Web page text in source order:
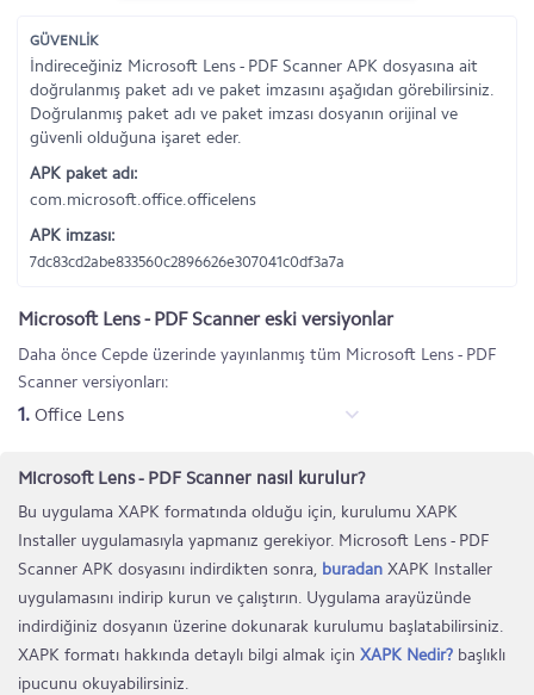
GÜVENLİK
İndireceğiniz Microsoft Lens - PDF Scanner APK dosyasına ait
doğrulanmış paket adı ve paket imzasını aşağıdan görebilirsiniz.
Doğrulanmış paket adı ve paket imzası dosyanın orijinal ve
güvenli olduğuna işaret eder.
APK paket adı:
com.microsoft.office.officelens
APK imzası:
7dc83cd2abe833560c2896626e307041c0df3a7a
Microsoft Lens - PDF Scanner eski versiyonlar
Daha önce Cepde üzerinde yayınlanmış tüm Microsoft Lens - PDF
Scanner versiyonları:
1. Office Lens
Microsoft Lens - PDF Scanner nasıl kurulur?
Bu uygulama XAPK formatında olduğu için, kurulumu XAPK
Installer uygulamasıyla yapmanız gerekiyor. Microsoft Lens - PDF
Scanner APK dosyasını indirdikten sonra, buradan XAPK Installer
uygulamasını indirip kurun ve çalıştırın. Uygulama arayüzünde
indirdiğiniz dosyanın üzerine dokunarak kurulumu başlatabilirsiniz.
XAPK formatı hakkında detaylı bilgi almak için XAPK Nedir? başlıklı
ipucunu okuyabilirsiniz.